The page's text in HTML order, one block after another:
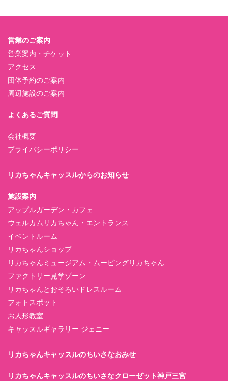
営業のご案内
営業案内・チケット
アクセス
団体予約のご案内
周辺施設のご案内
よくあるご質問
会社概要
プライバシーポリシー
リカちゃんキャッスルからのお知らせ
施設案内
アップルガーデン・カフェ
ウェルカムリカちゃん・エントランス
イベントルーム
リカちゃんショップ
リカちゃんミュージアム・ムービングリカちゃん
ファクトリー見学ゾーン
リカちゃんとおそろいドレスルーム
フォトスポット
お人形教室
キャッスルギャラリー ジェニー
リカちゃんキャッスルのちいさなおみせ
リカちゃんキャッスルのちいさなクローゼット神戸三宮